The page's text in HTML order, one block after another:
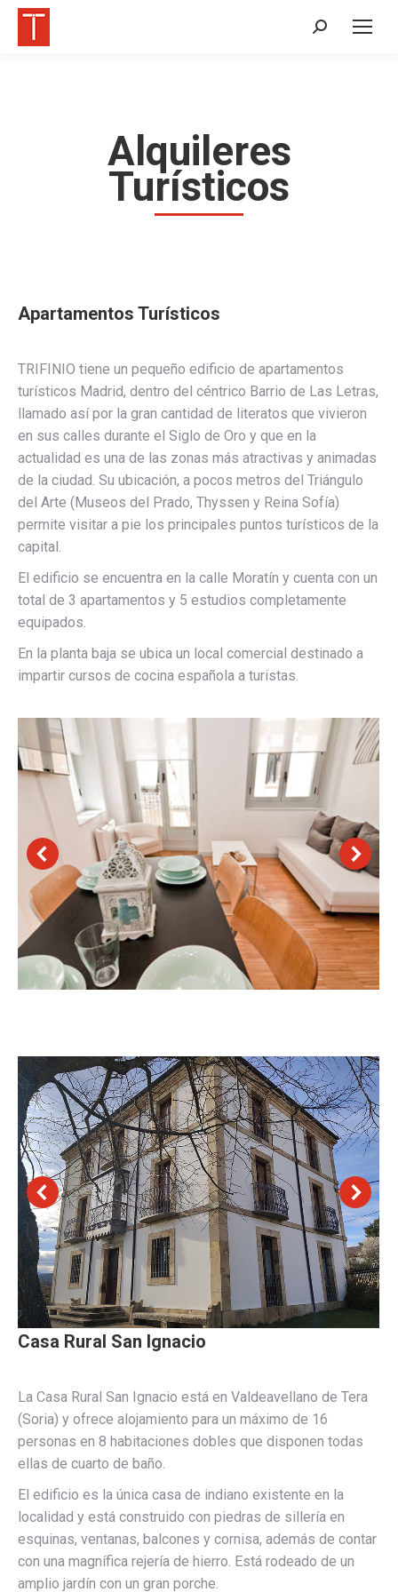
Buscar:
Alquileres
Turísticos
Apartamentos Turísticos
TRIFINIO tiene un pequeño edificio de apartamentos
turísticos Madrid, dentro del céntrico Barrio de Las Letras,
llamado así por la gran cantidad de literatos que vivieron
en sus calles durante el Siglo de Oro y que en la
actualidad es una de las zonas más atractivas y animadas
de la ciudad. Su ubicación, a pocos metros del Triángulo
del Arte (Museos del Prado, Thyssen y Reina Sofía)
permite visitar a pie los principales puntos turísticos de la
capital.
El edificio se encuentra en la calle Moratín y cuenta con un
total de 3 apartamentos y 5 estudios completamente
equipados.
En la planta baja se ubica un local comercial destinado a
impartir cursos de cocina española a turistas.
Casa Rural San Ignacio
La Casa Rural San Ignacio está en Valdeavellano de Tera
(Soria) y ofrece alojamiento para un máximo de 16
personas en 8 habitaciones dobles que disponen todas
ellas de cuarto de baño.
El edificio es la única casa de indiano existente en la
localidad y está construido con piedras de sillería en
esquinas, ventanas, balcones y cornisa, además de contar
con una magnífica rejería de hierro. Está rodeado de un
amplio jardín con un gran porche.